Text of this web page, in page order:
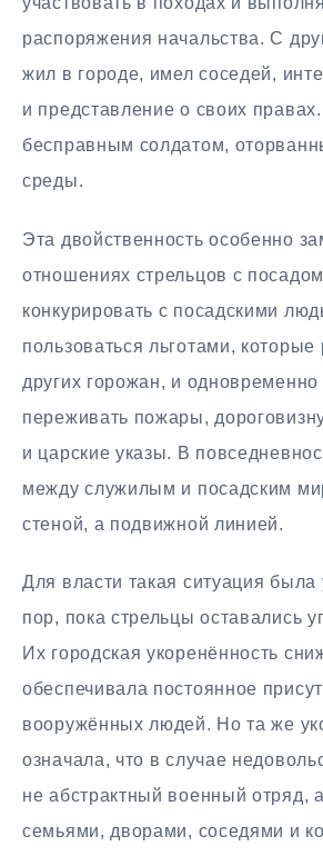
распоряжения начальства. С
жил в городе, имел соседей,
и представление о своих
бесправным солдатом,
среды.
Эта двойственность особенно
отношениях стрельцов с
конкурировать с посадскими
пользоваться льготами,
других горожан, и
переживать пожары,
и царские указы. В
между служилым и посадским
стеной, а подвижной линией.
Для власти такая ситуация была
пор, пока стрельцы оставались
Их городская укоренённость
обеспечивала постоянное
вооружённых людей. Но та же
означала, что в случае
не абстрактный военный отряд,
семьями, дворами, соседями и